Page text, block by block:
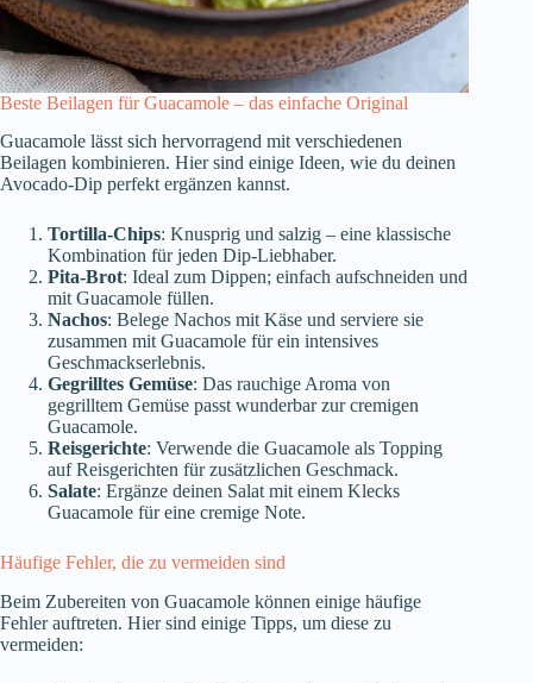
Beste Beilagen für Guacamole – das einfache Original
Guacamole lässt sich hervorragend mit verschiedenen
Beilagen kombinieren. Hier sind einige Ideen, wie du deinen
Avocado-Dip perfekt ergänzen kannst.
Tortilla-Chips: Knusprig und salzig – eine klassische
Kombination für jeden Dip-Liebhaber.
Pita-Brot: Ideal zum Dippen; einfach aufschneiden und
mit Guacamole füllen.
Nachos: Belege Nachos mit Käse und serviere sie
zusammen mit Guacamole für ein intensives
Geschmackserlebnis.
Gegrilltes Gemüse: Das rauchige Aroma von
gegrilltem Gemüse passt wunderbar zur cremigen
Guacamole.
Reisgerichte: Verwende die Guacamole als Topping
auf Reisgerichten für zusätzlichen Geschmack.
Salate: Ergänze deinen Salat mit einem Klecks
Guacamole für eine cremige Note.
Häufige Fehler, die zu vermeiden sind
Beim Zubereiten von Guacamole können einige häufige
Fehler auftreten. Hier sind einige Tipps, um diese zu
vermeiden: